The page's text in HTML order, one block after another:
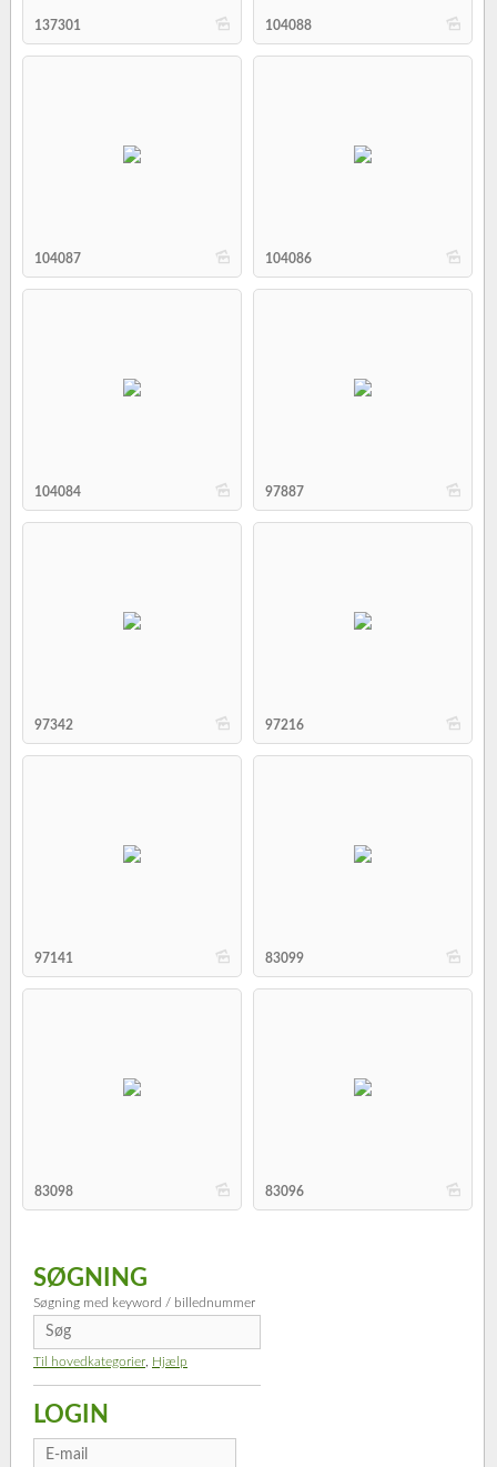
b
137301 b
104088
b
104087 b
104086
b
104084 b
97887
b
97342 b
97216
b
97141 b
83099
b
83098 b
83096
SØGNING
Søgning med keyword / billednummer
Til hovedkategorier Hjælp
LOGIN